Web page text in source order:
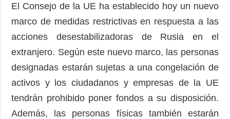
El Consejo de la UE ha establecido hoy un nuevo
marco de medidas restrictivas en respuesta a las
acciones desestabilizadoras de Rusia en el
extranjero. Según este nuevo marco, las personas
designadas estarán sujetas a una congelación de
activos y los ciudadanos y empresas de la UE
tendrán prohibido poner fondos a su disposición.
Además, las personas físicas también estarán